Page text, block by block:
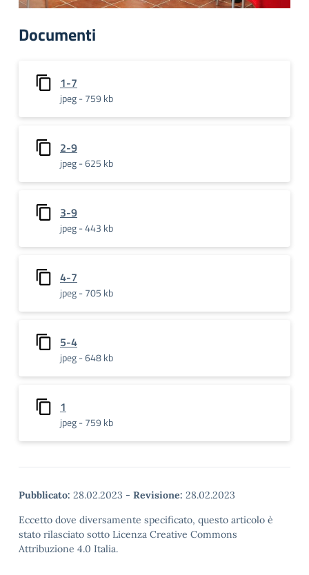
Documenti
1-7
jpeg - 759 kb
2-9
jpeg - 625 kb
3-9
jpeg - 443 kb
4-7
jpeg - 705 kb
5-4
jpeg - 648 kb
1
jpeg - 759 kb
Pubblicato: 28.02.2023 - Revisione: 28.02.2023
Eccetto dove diversamente specificato, questo articolo è
stato rilasciato sotto Licenza Creative Commons
Attribuzione 4.0 Italia.